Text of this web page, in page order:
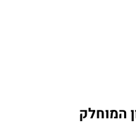
המוחלק